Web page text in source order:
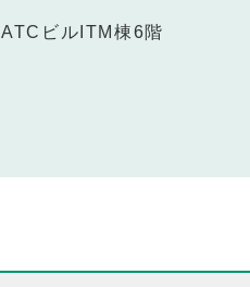
ビルITM棟6階